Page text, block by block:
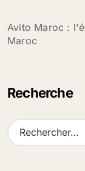
Avito Maroc :
Maroc
Recherche
R
e